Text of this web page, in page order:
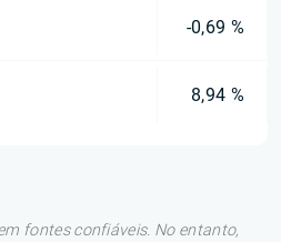
-0,69 %
8,94 %
fontes confiáveis. No entanto,